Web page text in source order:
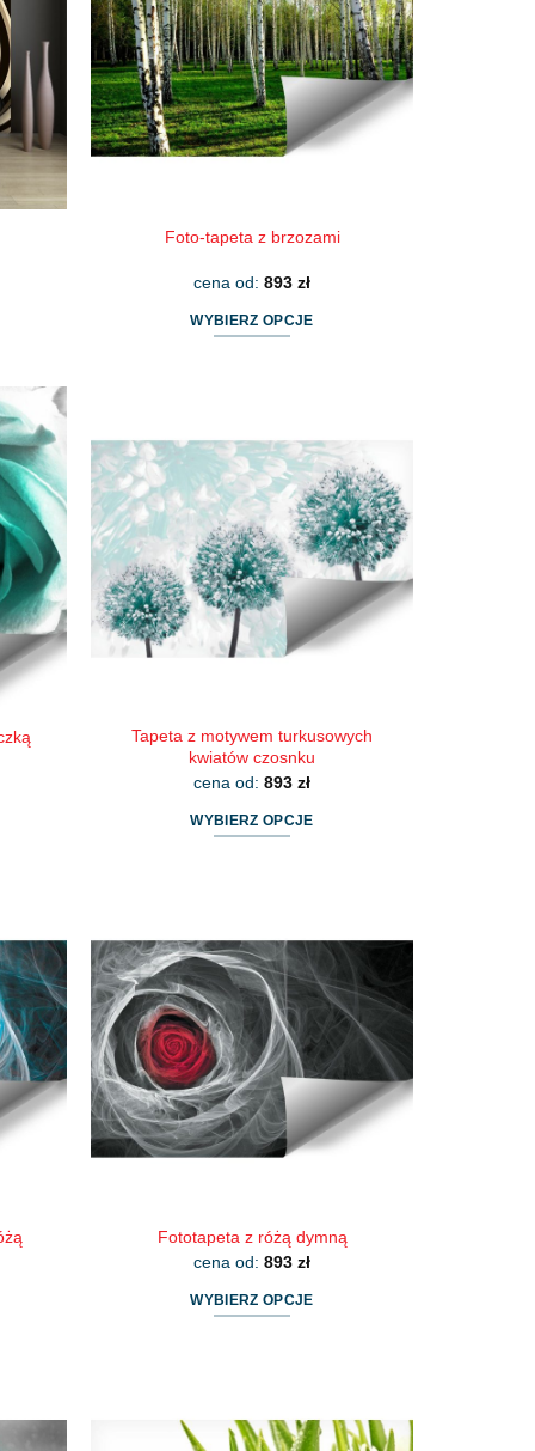
można
wybrać
na
stronie
produktu
Foto-tapeta z brzozami
cena od: 893 zł
WYBIERZ OPCJE
wariantów.
Opcje
można
wybrać
na
stronie
produktu
Tapeta z motywem turkusowych
kwiatów czosnku
cena od: 893 zł
WYBIERZ OPCJE
wariantów.
Opcje
można
wybrać
na
stronie
produktu
Fototapeta z różą dymną
cena od: 893 zł
WYBIERZ OPCJE
wariantów.